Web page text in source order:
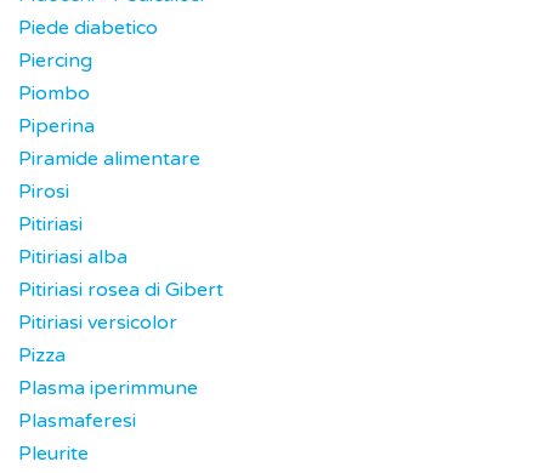
Piede diabetico
Piercing
Piombo
Piperina
Piramide alimentare
Pirosi
Pitiriasi
Pitiriasi alba
Pitiriasi rosea di Gibert
Pitiriasi versicolor
Pizza
Plasma iperimmune
Plasmaferesi
Pleurite